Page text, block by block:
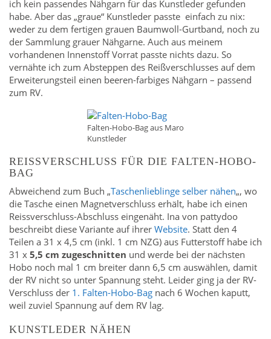
ich kein passendes Nähgarn für das Kunstleder gefunden
habe. Aber das „graue“ Kunstleder passte einfach zu nix:
weder zu dem fertigen grauen Baumwoll-Gurtband, noch zu
der Sammlung grauer Nähgarne. Auch aus meinem
vorhandenen Innenstoff Vorrat passte nichts dazu. So
vernähte ich zum Absteppen des Reißverschlusses auf dem
Erweiterungsteil einen beeren-farbiges Nähgarn – passend
zum RV.
Falten-Hobo-Bag aus Maro
Kunstleder
REISSVERSCHLUSS FÜR DIE FALTEN-HOBO-
BAG
Abweichend zum Buch „Taschenlieblinge selber nähen„, wo
die Tasche einen Magnetverschluss erhält, habe ich einen
Reissverschluss-Abschluss eingenäht. Ina von pattydoo
beschreibt diese Variante auf ihrer Website. Statt den 4
Teilen a 31 x 4,5 cm (inkl. 1 cm NZG) aus Futterstoff habe ich
31 x 5,5 cm zugeschnitten und werde bei der nächsten
Hobo noch mal 1 cm breiter dann 6,5 cm auswählen, damit
der RV nicht so unter Spannung steht. Leider ging ja der RV-
Verschluss der 1. Falten-Hobo-Bag nach 6 Wochen kaputt,
weil zuviel Spannung auf dem RV lag.
KUNSTLEDER NÄHEN